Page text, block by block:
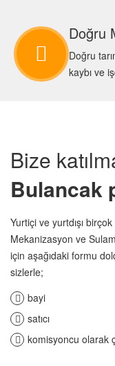
Doğru
Doğru
kaybı ve
Bize
Bulancak
Yurtiçi ve yurtdışı
Mekanizasyon ve
için aşağıdaki formu
sizlerle;
bayi
satıcı
komisyoncu olarak